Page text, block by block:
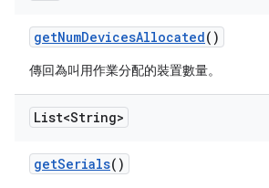
getNumDevicesAllocated()
傳回為叫用作業分配的裝置數量。
List<String>
getSerials()